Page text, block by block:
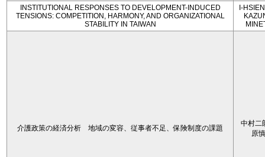
INSTITUTIONAL RESPONSES TO DEVELOPMENT-INDUCED
TENSIONS: COMPETITION, HARMONY, AND ORGANIZATIONAL
STABILITY IN TAIWAN
I-
介護政策の経済分析 地域の変容、従事者不足、保険制度の課題
中村二
原